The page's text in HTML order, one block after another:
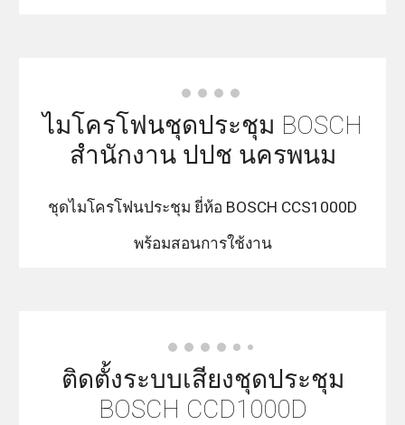
ไมโครโฟนชุดประชุม BOSCH
สำนักงาน ปปช นครพนม
ชุดไมโครโฟนประชุม ยี่ห้อ BOSCH CCS1000D
พร้อมสอนการใช้งาน
ติดตั้งระบบเสียงชุดประชุม
BOSCH CCD1000D